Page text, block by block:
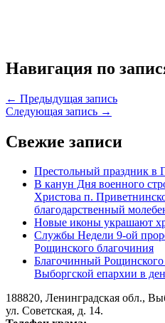
Навигация по
← Предыдущая запись
Следующая запись →
Свежие записи
Престольный праздник в
В канун Дня военного
Христова п.
благодарственный
Новые иконы украшают
Службы Недели 9-ой
Рощинского благочиния
Благочинный Рощинского
Выборгской епархии в
188820, Ленинградская обл.,
ул. Советская, д. 14.